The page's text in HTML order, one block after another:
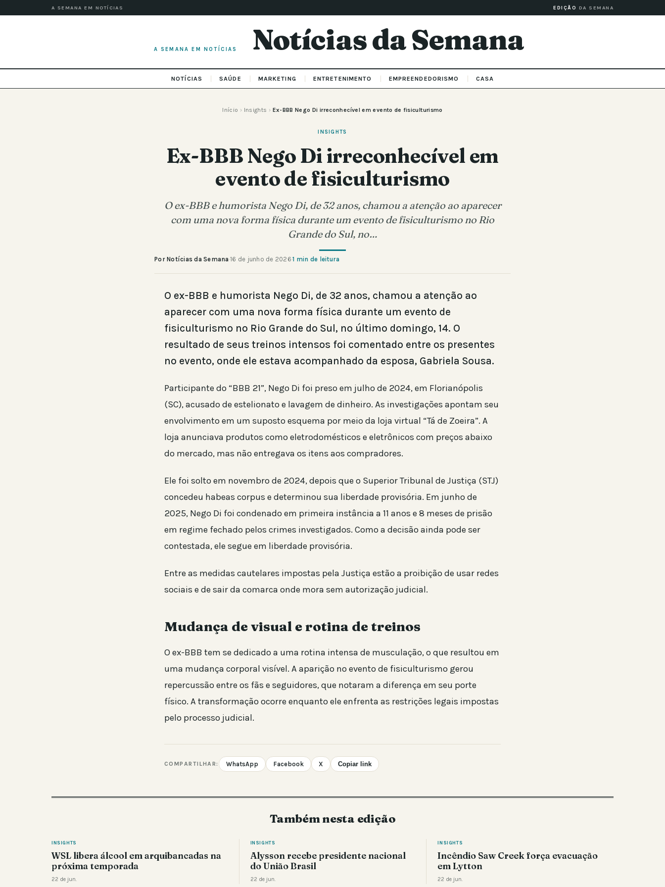
A SEMANA EM NOTÍCIAS EDIÇÃO DA SEMANA
A SEMANA EM NOTÍCIAS Notícias da Semana
NOTÍCIAS SAÚDE MARKETING ENTRETENIMENTO EMPREENDEDORISMO CASA
Início › Insights › Ex-BBB Nego Di irreconhecível em evento de fisiculturismo
INSIGHTS
Ex-BBB Nego Di irreconhecível em
evento de fisiculturismo
O ex-BBB e humorista Nego Di, de 32 anos, chamou a atenção ao aparecer
com uma nova forma física durante um evento de fisiculturismo no Rio
Grande do Sul, no…
Por Notícias da Semana ·16 de junho de 2026·1 min de leitura
O ex-BBB e humorista Nego Di, de 32 anos, chamou a atenção ao
aparecer com uma nova forma física durante um evento de
fisiculturismo no Rio Grande do Sul, no último domingo, 14. O
resultado de seus treinos intensos foi comentado entre os presentes
no evento, onde ele estava acompanhado da esposa, Gabriela Sousa.
Participante do “BBB 21”, Nego Di foi preso em julho de 2024, em Florianópolis
(SC), acusado de estelionato e lavagem de dinheiro. As investigações apontam seu
envolvimento em um suposto esquema por meio da loja virtual “Tá de Zoeira”. A
loja anunciava produtos como eletrodomésticos e eletrônicos com preços abaixo
do mercado, mas não entregava os itens aos compradores.
Ele foi solto em novembro de 2024, depois que o Superior Tribunal de Justiça (STJ)
concedeu habeas corpus e determinou sua liberdade provisória. Em junho de
2025, Nego Di foi condenado em primeira instância a 11 anos e 8 meses de prisão
em regime fechado pelos crimes investigados. Como a decisão ainda pode ser
contestada, ele segue em liberdade provisória.
Entre as medidas cautelares impostas pela Justiça estão a proibição de usar redes
sociais e de sair da comarca onde mora sem autorização judicial.
Mudança de visual e rotina de treinos
O ex-BBB tem se dedicado a uma rotina intensa de musculação, o que resultou em
uma mudança corporal visível. A aparição no evento de fisiculturismo gerou
repercussão entre os fãs e seguidores, que notaram a diferença em seu porte
físico. A transformação ocorre enquanto ele enfrenta as restrições legais impostas
pelo processo judicial.
COMPARTILHAR: WhatsApp Facebook X Copiar link
Também nesta edição
INSIGHTS
WSL libera álcool em arquibancadas na
próxima temporada
22 de jun.
INSIGHTS
Alysson recebe presidente nacional
do União Brasil
22 de jun.
INSIGHTS
Incêndio Saw Creek força evacuação
em Lytton
22 de jun.